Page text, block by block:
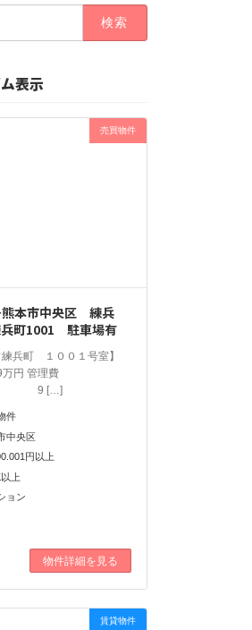
表示
売買物件
本市中央区 練兵
町1001 駐車場有
町 １００１号室】
円 管理費
場 9 […]
件
中央区
円以上
上
ョン
物件詳細を見る
賃貸物件